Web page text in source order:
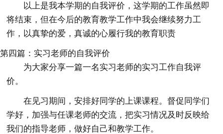
以上是我本学期的自我评价，这学期的工作虽然即
将结束，但在今后的教育教学工作中我会继续努力工
作，以真挚的爱，真诚的心履行我的教育职责
第四篇：实习老师的自我评价
为大家分享一篇一名实习老师的实习工作自我评
价。
在见习期间，安排好同学的上课课程。督促同学们
学好，加强与任课老师的交流，把实习情况及时反映给
我们的指导老师，做好自己和教学工作。